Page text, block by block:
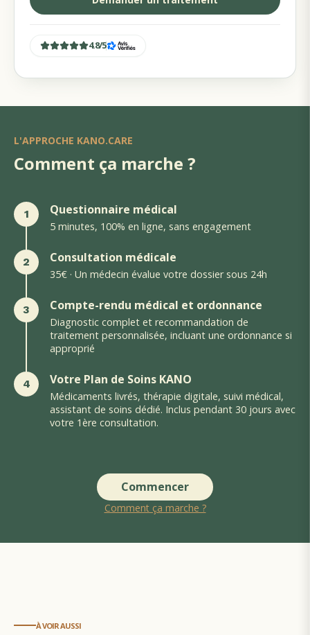
4.8/5
L'APPROCHE KANO.CARE
Comment ça marche ?
1 Questionnaire médical
5 minutes, 100% en ligne, sans engagement
2 Consultation médicale
35€ · Un médecin évalue votre dossier sous 24h
3 Compte-rendu médical et ordonnance
Diagnostic complet et recommandation de
traitement personnalisée, incluant une ordonnance si
approprié
4 Votre Plan de Soins KANO
Médicaments livrés, thérapie digitale, suivi médical,
assistant de soins dédié. Inclus pendant 30 jours avec
votre 1ère consultation.
Commencer
Comment ça marche ?
À VOIR AUSSI